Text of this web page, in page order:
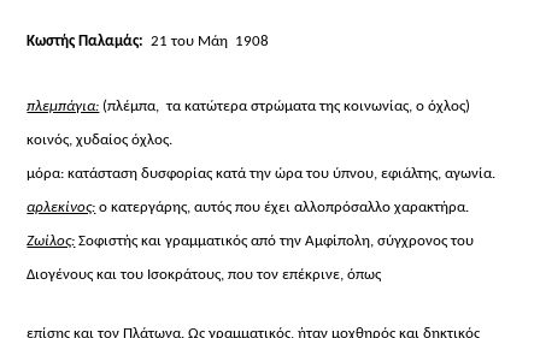
Κωστής Παλαμάς:21 του Μάη 1908
πλεμπάγια: (πλέμπα, τα κατώτερα στρώματα της κοινωνίας, ο όχλος)
κοινός, χυδαίος όχλος.
μόρα:κατάσταση δυσφορίας κατά την ώρα του ύπνου, εφιάλτης, αγωνία.
αρλεκίνος: οκατεργάρης, αυτός που έχει αλλοπρόσαλλο χαρακτήρα.
Ζωίλος: Σοφιστής και γραμματικόςαπό την Αμφίπολη, σύγχρονος του
Διογένους και του Ισοκράτους, που τον επέκρινε, όπως
επίσης και τον Πλάτωνα. Ως γραμματικός, ήταν μοχθηρός και δηκτικός